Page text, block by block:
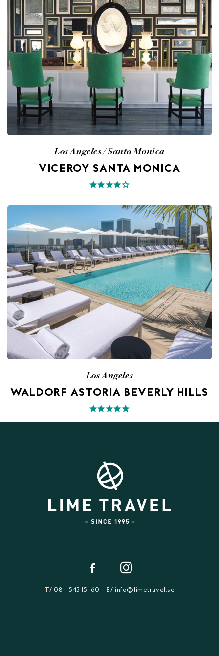
Los Angeles / Santa Monica
VICEROY SANTA MONICA
Los Angeles
WALDORF ASTORIA BEVERLY HILLS
T/ 08 - 545 151 60 E/ info@limetravel.se